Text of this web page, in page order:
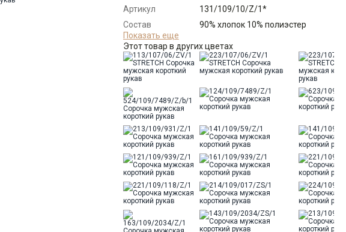
по 1 шт каждого доступного размера
Артикул
131/109/10/Z/1*
Состав
сырья
90% хлопок 10% полиэстер
Бренд
GREG
Модель
Зауженная
Цвет
Отделка
Сорочки: кант по нижнему краю
внутренней стойки воротника и
компаньона
Ворот
Французский маленький
Карман
стандартный, слева, накладной
Силуэт
Полуприталенный силуэт /
Regular fit
Показать еще
Этот товар в других цветах